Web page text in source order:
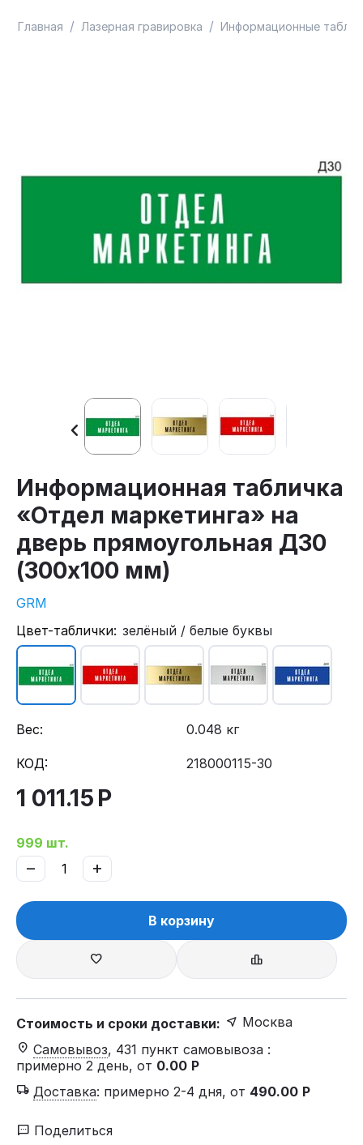
Главная / Лазерная гравировка / Информационные
Информационная табличка
«Отдел маркетинга» на
дверь прямоугольная Д30
(300х100 мм)
GRM
Цвет-таблички: зелёный / белые буквы
Вес: 0.048 кг
КОД: 218000115-30
1 011.15 Р
999 шт.
+
−
В корзину
Стоимость и сроки доставки:
Москва
Самовывоз, 431 пункт самовывоза :
примерно 2 день, от 0.00 Р
Доставка: примерно 2-4 дня, от 490.00 Р
Поделиться